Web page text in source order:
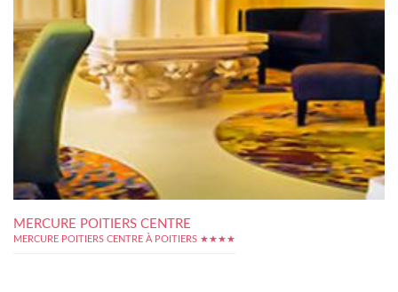
MERCURE POITIERS CENTRE
MERCURE POITIERS CENTRE À POITIERS ★★★★